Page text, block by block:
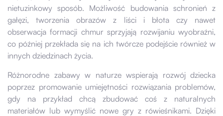
nietuzinkowy sposób. Możliwość budowania schronień z
gałęzi, tworzenia obrazów z liści i błota czy nawet
obserwacja formacji chmur sprzyjają rozwijaniu wyobraźni,
co później przekłada się na ich twórcze podejście również w
innych dziedzinach życia.
Różnorodne zabawy w naturze wspierają rozwój dziecka
poprzez promowanie umiejętności rozwiązania problemów,
gdy na przykład chcą zbudować coś z naturalnych
materiałów lub wymyślić nowe gry z rówieśnikami. Dzięki